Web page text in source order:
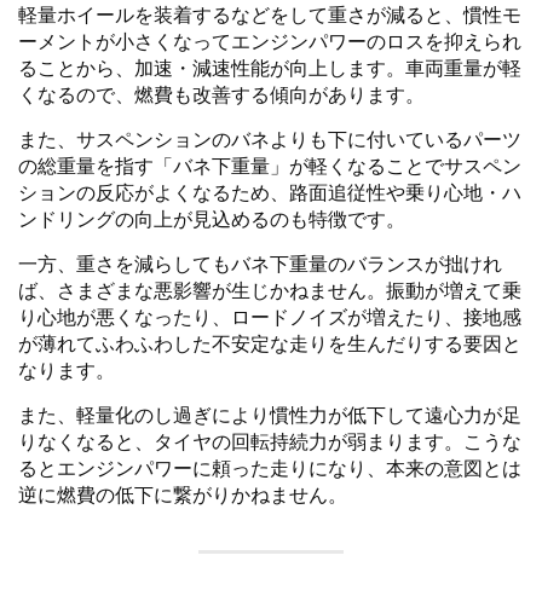
軽量ホイールを装着するなどをして重さが減ると、慣性モ
ーメントが小さくなってエンジンパワーのロスを抑えられ
ることから、加速・減速性能が向上します。車両重量が軽
くなるので、燃費も改善する傾向があります。
また、サスペンションのバネよりも下に付いているパーツ
の総重量を指す「バネ下重量」が軽くなることでサスペン
ションの反応がよくなるため、路面追従性や乗り心地・ハ
ンドリングの向上が見込めるのも特徴です。
一方、重さを減らしてもバネ下重量のバランスが拙けれ
ば、さまざまな悪影響が生じかねません。振動が増えて乗
り心地が悪くなったり、ロードノイズが増えたり、接地感
が薄れてふわふわした不安定な走りを生んだりする要因と
なります。
また、軽量化のし過ぎにより慣性力が低下して遠心力が足
りなくなると、タイヤの回転持続力が弱まります。こうな
るとエンジンパワーに頼った走りになり、本来の意図とは
逆に燃費の低下に繋がりかねません。